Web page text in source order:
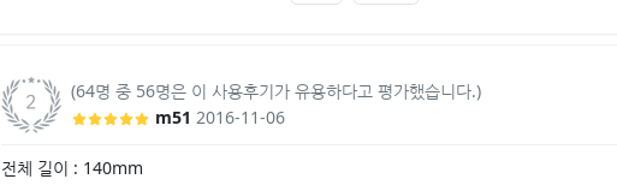
(64명 중 56명은 이 사용후기가 유용하다고 평가했습니다.)
m51 2016-11-06
전체 길이 : 140mm